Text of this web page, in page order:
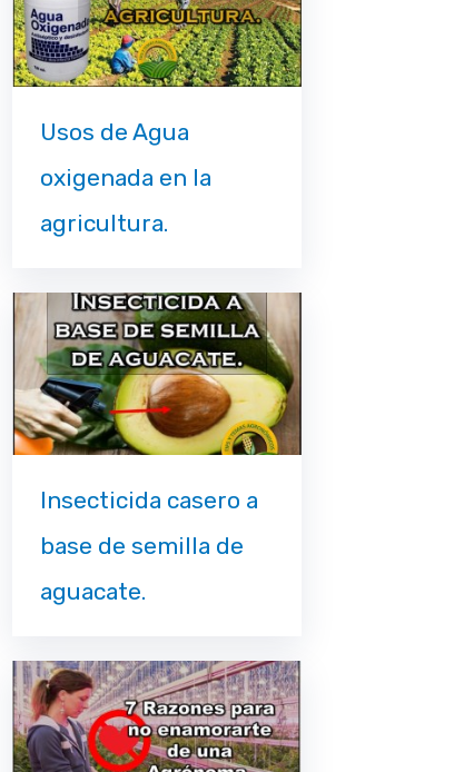
Usos de Agua
oxigenada en la
agricultura.
Insecticida casero a
base de semilla de
aguacate.